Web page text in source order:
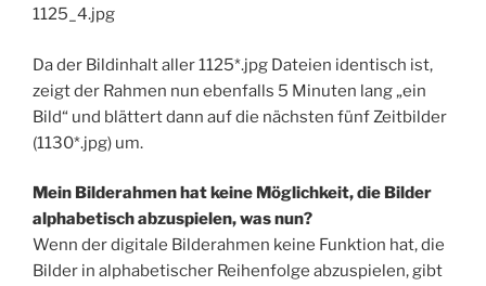
1125_4.jpg
Da der Bildinhalt aller 1125*.jpg Dateien identisch ist,
zeigt der Rahmen nun ebenfalls 5 Minuten lang „ein
Bild“ und blättert dann auf die nächsten fünf Zeitbilder
(1130*.jpg) um.
Mein Bilderahmen hat keine Möglichkeit, die Bilder
alphabetisch abzuspielen, was nun?
Wenn der digitale Bilderahmen keine Funktion hat, die
Bilder in alphabetischer Reihenfolge abzuspielen, gibt